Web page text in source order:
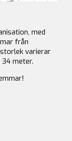
med
från
varierar
meter.